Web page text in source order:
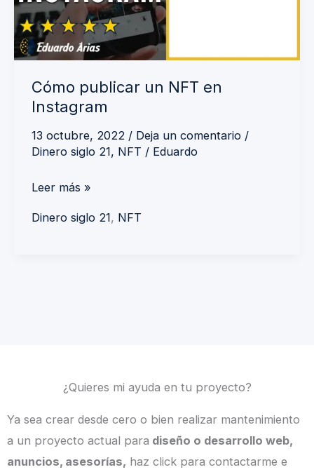
Cómo publicar un NFT en
Instagram
13 octubre, 2022 / Deja un comentario /
Dinero siglo 21, NFT / Eduardo
Leer más »
Dinero siglo 21, NFT
¿Quieres mi ayuda en tu proyecto?
Ya sea crear desde cero o bien realizar mantenimiento
a un proyecto actual para diseño o desarrollo web,
anuncios, asesorías, haz click para contactarme e